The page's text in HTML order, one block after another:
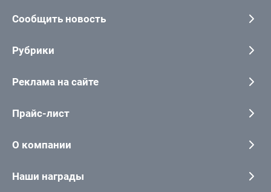
Сообщить новость
Рубрики
Реклама на сайте
Прайс-лист
О компании
Наши награды